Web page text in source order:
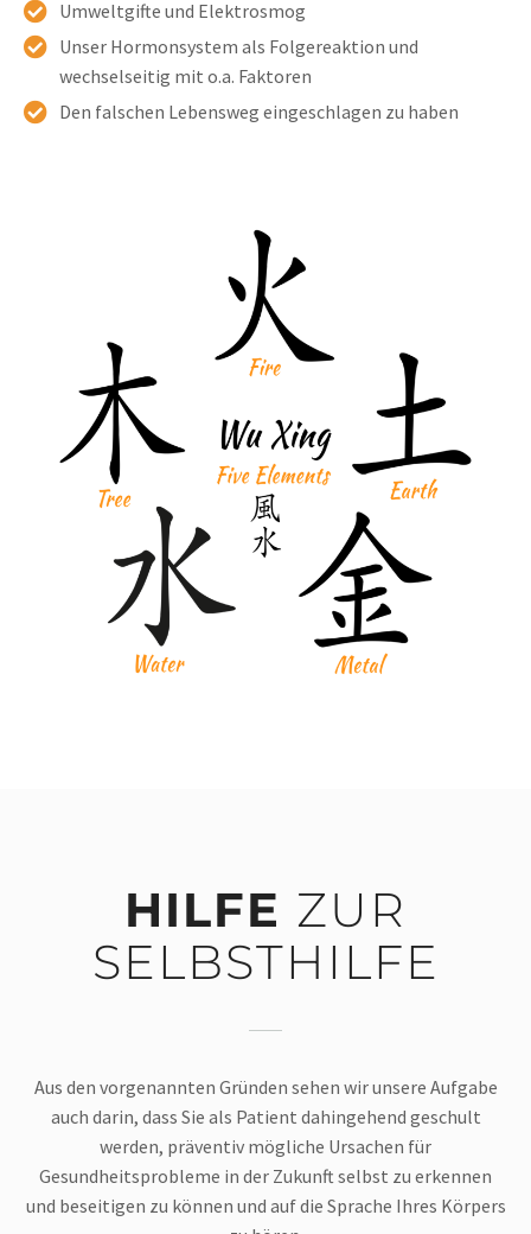
Umweltgifte und Elektrosmog
Unser Hormonsystem als Folgereaktion und
wechselseitig mit o.a. Faktoren
Den falschen Lebensweg eingeschlagen zu haben
HILFE ZUR
SELBSTHILFE
Aus den vorgenannten Gründen sehen wir unsere Aufgabe
auch darin, dass Sie als Patient dahingehend geschult
werden, präventiv mögliche Ursachen für
Gesundheitsprobleme in der Zukunft selbst zu erkennen
und beseitigen zu können und auf die Sprache Ihres Körpers